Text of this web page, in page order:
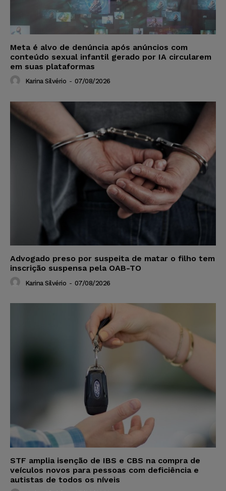
Meta é alvo de denúncia após anúncios com
conteúdo sexual infantil gerado por IA circularem
em suas plataformas
Karina Silvério - 07/08/2026
Advogado preso por suspeita de matar o filho tem
inscrição suspensa pela OAB-TO
Karina Silvério - 07/08/2026
STF amplia isenção de IBS e CBS na compra de
veículos novos para pessoas com deficiência e
autistas de todos os níveis